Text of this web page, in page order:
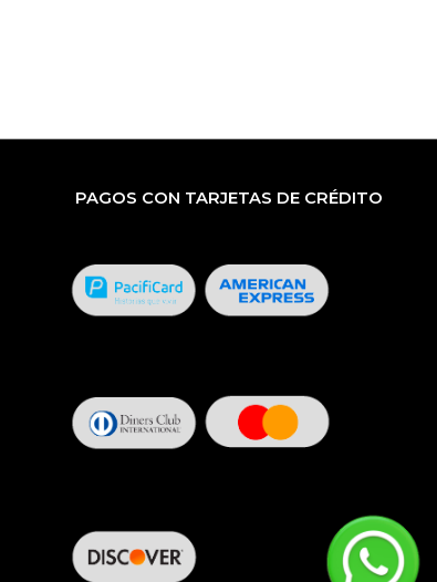
PAGOS CON TARJETAS DE CRÉDITO